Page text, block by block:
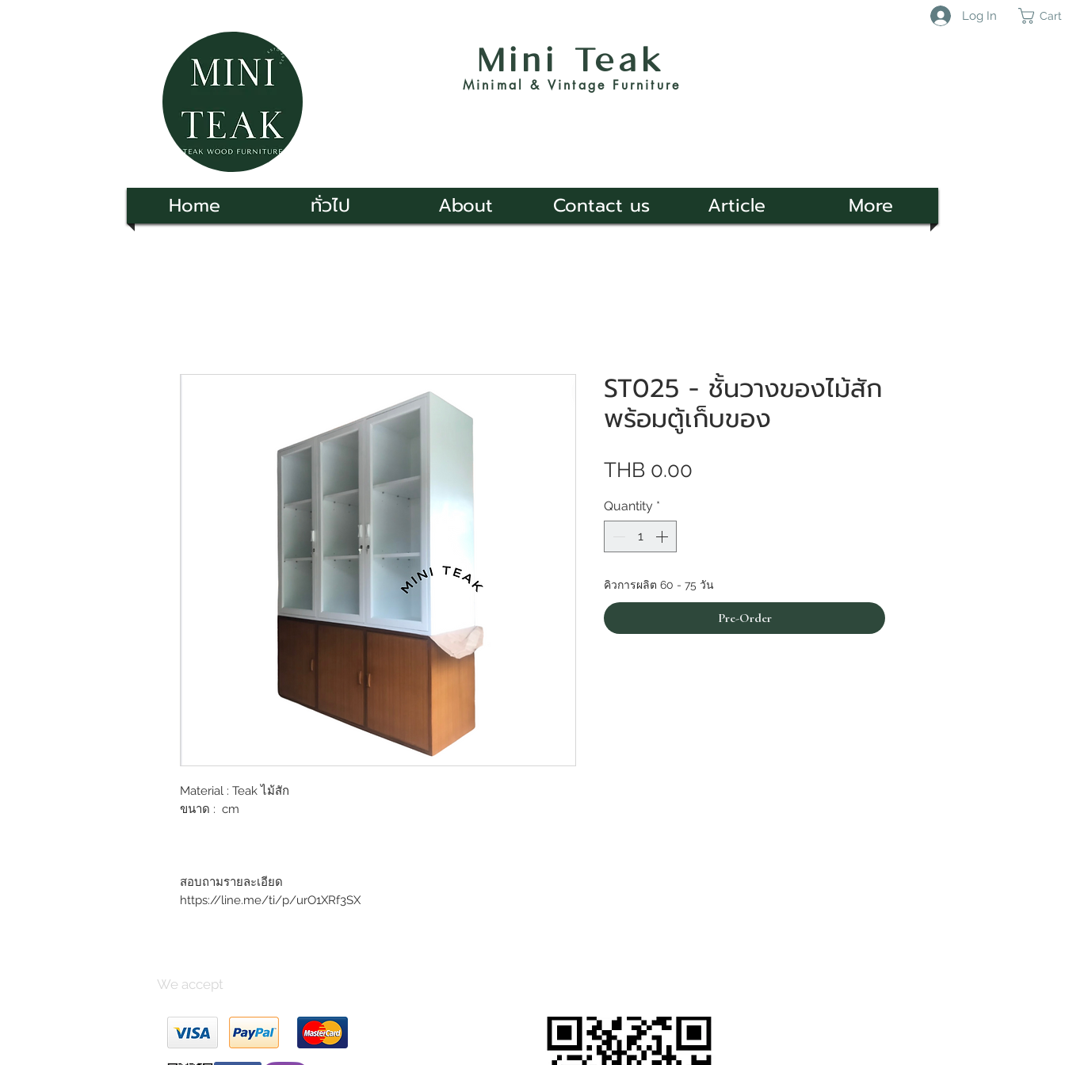
Log In Cart
Mini Teak
Minimal & Vintage Furniture
Home ทั่วไป About Contact us Article More
Material : Teak ไม้สัก
ขนาด : cm
สอบถามรายละเอียด
https://line.me/ti/p/urO1XRf3SX
ST025 - ชั้นวางของไม้สัก
พร้อมตู้เก็บของ
THB 0.00
Quantity *
คิวการผลิต 60 - 75 วัน
Pre-Order
We accept